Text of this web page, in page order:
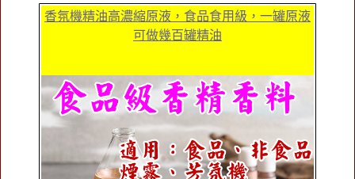
香氛機精油高濃縮原液，食品食用級，一罐原液
可做幾百罐精油